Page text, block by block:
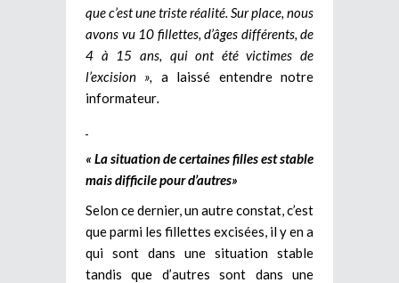
que c’est une triste réalité. Sur place, nous
avons vu 10 fillettes, d’âges différents, de
4 à 15 ans, qui ont été victimes de
l’excision », a laissé entendre notre
informateur
« La situation de certaines filles est stable
mais difficile pour d’autres»
Selon ce dernier, un autre constat, c’est
que parmi les fillettes excisées, il y en a
qui sont dans une situation stable
tandis que d’autres sont dans une